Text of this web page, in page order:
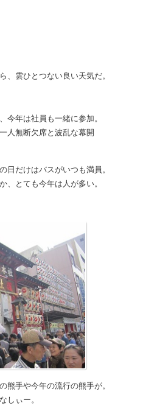
、雲ひとつない良い天気だ。
今年は社員も一緒に参加。
人無断欠席と波乱な幕開
日だけはバスがいつも満員。
、とても今年は人が多い。
熊手や今年の流行の熊手が。
しぃー。